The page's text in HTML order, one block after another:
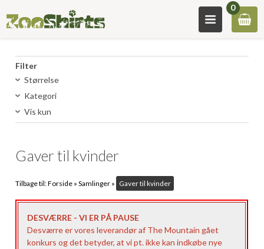
0
Filter
Størrelse
Kategori
Vis kun
Gaver til kvinder
Tilbage til:Forside »Samlinger » Gaver til kvinder
DESVÆRRE - VI ER PÅ PAUSE
Desværre er vores leverandør af The Mountain gået
konkurs og det betyder, at vi pt. ikke kan indkøbe nye